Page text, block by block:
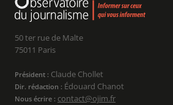
50 ter rue de Malte
75011 Paris
Président : Claude Chollet
Dir. rédaction : Édouard Chanot
Nous écrire : contact@ojim.fr